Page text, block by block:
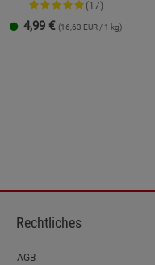
(17)
4,99 € (16,63 EUR / 1 kg)
Rechtliches
Link zum/zur
AGB